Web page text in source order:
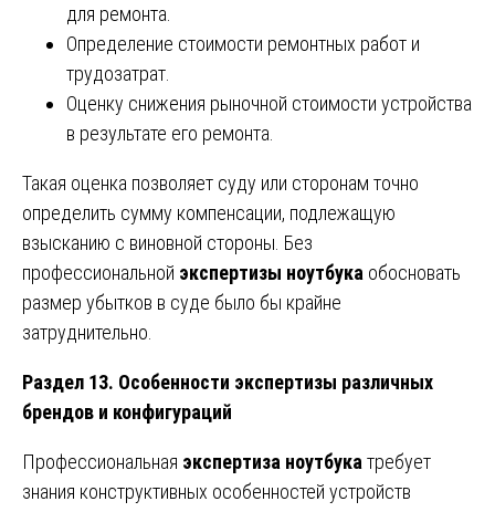
для ремонта.
Определение стоимости ремонтных работ и
трудозатрат.
Оценку снижения рыночной стоимости устройства
в результате его ремонта.
Такая оценка позволяет суду или сторонам точно
определить сумму компенсации, подлежащую
взысканию с виновной стороны. Без
профессиональной экспертизы ноутбука обосновать
размер убытков в суде было бы крайне
затруднительно.
Раздел 13. Особенности экспертизы различных
брендов и конфигураций
Профессиональная экспертиза ноутбука требует
знания конструктивных особенностей устройств